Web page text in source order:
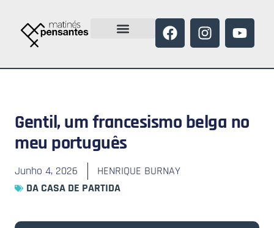
Gentil, um francesismo belga no
meu português
Junho 4, 2026
HENRIQUE BURNAY
DA CASA DE PARTIDA